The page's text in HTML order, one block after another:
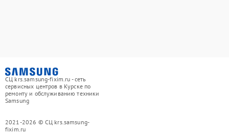
СЦ krs.samsung-fixim.ru - сеть
сервисных центров в Курске по
ремонту и обслуживанию техники
Samsung
2021-2026 © СЦ krs.samsung-
fixim.ru